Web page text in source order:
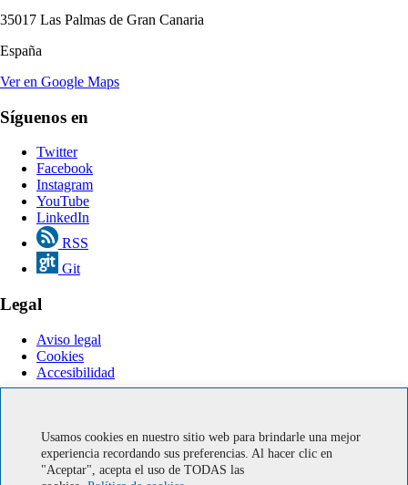
Usamos cookies en nuestro sitio web para brindarle una mejor
experiencia recordando sus preferencias. Al hacer clic en
"Aceptar", acepta el uso de TODAS las
35017 Las Palmas de Gran Canaria
España
Ver en Google Maps
Síguenos en
Twitter
Facebook
Instagram
YouTube
LinkedIn
RSS
Git
Legal
Aviso legal
Cookies
Accesibilidad
Correo IUMA
Soporte informático